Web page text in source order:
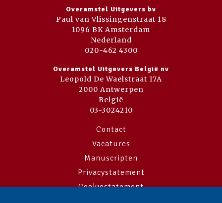
Overamstel Uitgevers bv
Paul van Vlissingenstraat 18
1096 BK Amsterdam
Nederland
020-462 4300
Overamstel Uitgevers België nv
Leopold De Waelstraat 17A
2000 Antwerpen
België
03-3024210
Contact
Vacatures
Manuscripten
Privacystatement
Cookiestatement